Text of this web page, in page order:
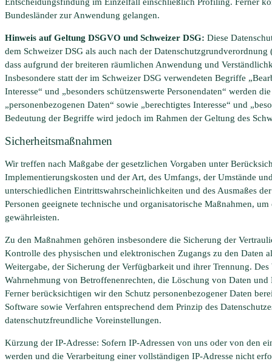
Bundesländer zur Anwendung gelangen.
Hinweis auf Geltung DSGVO und Schweizer DSG: Diese
dem Schweizer DSG als auch nach der
dass aufgrund der breiteren räumlichen Anwendung und
Insbesondere statt der im Schweizer DSG verwendeten Begriffe
Interesse“ und „besonders schützenswerte Personendaten“ werden
„personenbezogenen Daten“ sowie „berechtigtes Interesse“ und
Bedeutung der Begriffe wird jedoch im Rahmen der Geltung des
Sicherheitsmaßnahmen
Wir treffen nach Maßgabe der gesetzlichen Vorgaben unter
Implementierungskosten und der Art, des Umfangs, der Umstände
unterschiedlichen Eintrittswahrscheinlichkeiten und des Ausmaßes
Personen geeignete technische und organisatorische Maßnahmen,
gewährleisten.
Zu den Maßnahmen gehören insbesondere die Sicherung der
Kontrolle des physischen und elektronischen Zugangs zu den Daten
Weitergabe, der Sicherung der Verfügbarkeit und ihrer Trennung.
Wahrnehmung von Betroffenenrechten, die Löschung von Daten
Ferner berücksichtigen wir den Schutz personenbezogener Daten
Software sowie Verfahren entsprechend dem Prinzip des
datenschutzfreundliche Voreinstellungen.
Kürzung der IP-Adresse: Sofern IP-Adressen von uns oder von den
werden und die Verarbeitung einer vollständigen IP-Adresse nicht